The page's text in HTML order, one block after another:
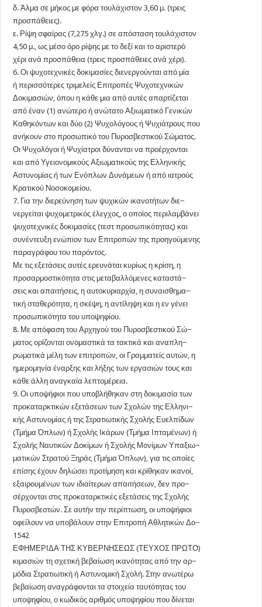
δ. Άλμα σε μήκος με φόρα τουλάχιστον 3,60 μ. (τρεις
προσπάθειες).
ε. Ρίψη σφαίρας (7,275 χλγ.) σε απόσταση τουλάχιστον
4,50 μ., ως μέσο όρο ρίψης με το δεξί και το αριστερό
χέρι ανά προσπάθεια (τρεις προσπάθειες ανά χέρι).
6. Οι ψυχοτεχνικές δοκιμασίες διενεργούνται από μία
ή περισσότερες τριμελείς Επιτροπές Ψυχοτεχνικών
Δοκιμασιών, όπου η κάθε μια από αυτές απαρτίζεται
από έναν (1) ανώτερο ή ανώτατο Αξιωματικό Γενικών
Καθηκόντων και δύο (2) Ψυχολόγους ή Ψυχιάτρους που
ανήκουν στο προσωπικό του Πυροσβεστικού Σώματος.
Οι Ψυχολόγοι ή Ψυχίατροι δύνανται να προέρχονται
και από Υγειονομικούς Αξιωματικούς της Ελληνικής
Αστυνομίας ή των Ενόπλων Δυνάμεων ή από ιατρούς
Κρατικού Νοσοκομείου.
7. Για την διερεύνηση των ψυχικών ικανοτήτων διε−
νεργείται ψυχομετρικός έλεγχος, ο οποίος περιλαμβάνει
ψυχοτεχνικές δοκιμασίες (τεστ προσωπικότητας) και
συνέντευξη ενώπιον των Επιτροπών της προηγούμενης
παραγράφου του παρόντος.
Με τις εξετάσεις αυτές ερευνάται κυρίως η κρίση, η
προσαρμοστικότητα στις μεταβαλλόμενες καταστά−
σεις και απαιτήσεις, η αυτοκυριαρχία, η συναισθημα−
τική σταθερότητα, η σκέψη, η αντίληψη και η εν γένει
προσωπικότητα του υποψηφίου.
8. Με απόφαση του Αρχηγού του Πυροσβεστικού Σώ−
ματος ορίζονται ονομαστικά τα τακτικά και αναπλη−
ρωματικά μέλη των επιτροπών, οι Γραμματείς αυτών, η
ημερομηνία έναρξης και λήξης των εργασιών τους και
κάθε άλλη αναγκαία λεπτομέρεια.
9. Οι υποψήφιοι που υποβλήθηκαν στη δοκιμασία των
προκαταρκτικών εξετάσεων των Σχολών της Ελληνι−
κής Αστυνομίας ή της Στρατιωτικής Σχολής Ευελπίδων
(Τμήμα Όπλων) ή Σχολής Ικάρων (Τμήμα Ιπταμένων) ή
Σχολής Ναυτικών Δοκίμων ή Σχολής Μονίμων Υπαξιω−
ματικών Στρατού Ξηράς (Τμήμα Όπλων), για τις οποίες
επίσης έχουν δηλώσει προτίμηση και κρίθηκαν ικανοί,
εξαιρουμένων των ιδιαίτερων απαιτήσεων, δεν προ−
σέρχονται στις προκαταρκτικές εξετάσεις της Σχολής
Πυροσβεστών. Σε αυτήν την περίπτωση, οι υποψήφιοι
οφείλουν να υποβάλουν στην Επιτροπή Αθλητικών Δο−
1542
ΕΦΗΜΕΡΙΔΑ ΤΗΣ ΚΥΒΕΡΝΗΣΕΩΣ (ΤΕΥΧΟΣ ΠΡΩΤΟ)
κιμασιών τη σχετική βεβαίωση ικανότητας από την αρ−
μόδια Στρατιωτική ή Αστυνομική Σχολή. Στην ανωτέρω
βεβαίωση αναγράφονται τα στοιχεία ταυτότητας του
υποψηφίου, ο κωδικός αριθμός υποψηφίου που δίνεται